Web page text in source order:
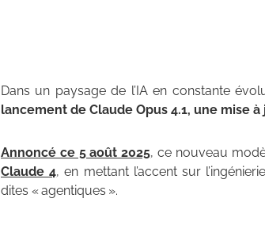
Dans un paysage de l’IA en constante
lancement de Claude Opus 4.1, une mise
Annoncé ce 5 août 2025, ce nouveau
Claude 4, en mettant l’accent sur
dites « agentiques ».